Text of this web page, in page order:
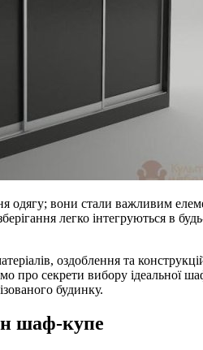
одягу; вони стали важливим
легко інтегруються в
оздоблення та
про секрети вибору ідеальної
будинку.
шаф-купе